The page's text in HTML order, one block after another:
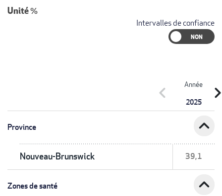
Unité%
Intervalles de confiance
Année
2025
chevron_left
Province expand_less
Nouveau-Brunswick 39,1
Zones de santé expand_less